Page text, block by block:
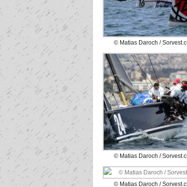
© Matias Daroch / Sorvest.cl
© Matias Daroch / Sorvest.cl
© Matias Daroch / Sorvest.cl